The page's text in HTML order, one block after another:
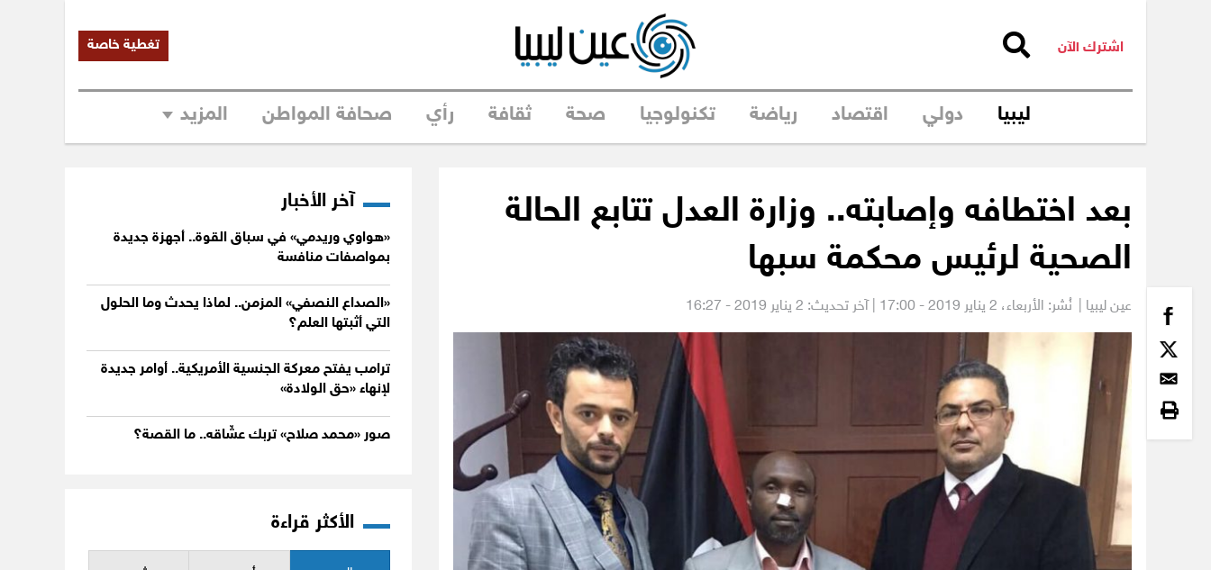
اشترك الآن تغطية خاصة
ليبيا دولي اقتصاد رياضة تكنولوجيا صحة ثقافة رأي صحافة المواطن المزيد
بعد اختطافه وإصابته.. وزارة العدل تتابع الحالة
الصحية لرئيس محكمة سبها
عين ليبيا | نُشر: الأربعاء، | آخر تحديث: 2 يناير 2019 - 16:27
آخر الأخبار
«هواوي وريدمي» في سباق القوة.. أجهزة جديدة
بمواصفات منافسة
«الصداع النصفي» المزمن.. لماذا يحدث وما الحلول
التي أثبتها العلم؟
ترامب يفتح معركة الجنسية الأمريكية.. أوامر جديدة
لإنهاء «حق الولادة»
صور «محمد صلاح» تربك عشّاقه.. ما القصة؟
الأكثر قراءة